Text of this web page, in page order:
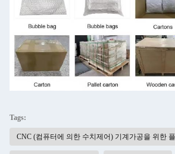
Tags:
CNC (컴퓨터에 의한 수치제어) 기계가공을 위한